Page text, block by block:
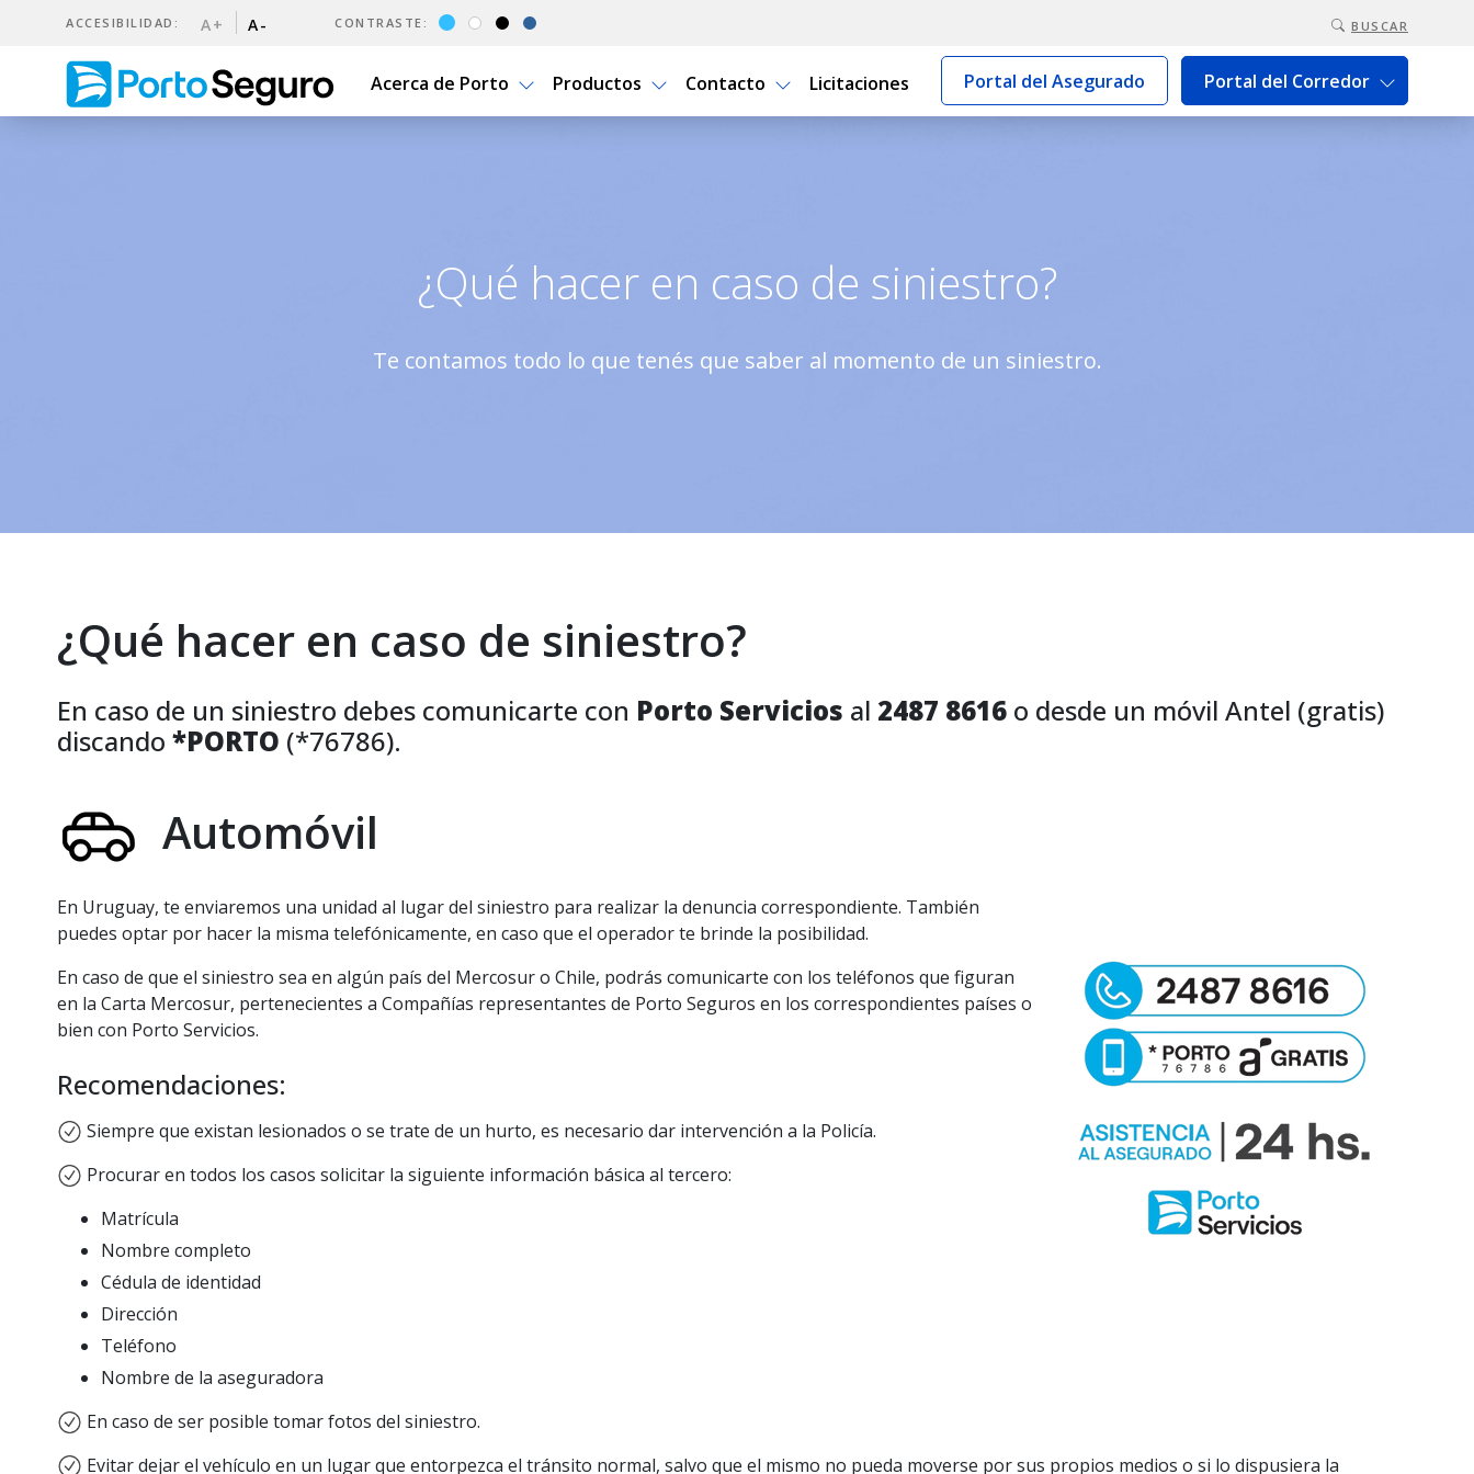
BUSCAR
ACCESIBILIDAD: A+ A- CONTRASTE:
Acerca de Porto Productos Contacto Licitaciones Portal del Asegurado Portal del Corredor
Tramitación de Siniestros | Porto Seguro Uruguay
¿Qué hacer en caso de siniestro?
Te contamos todo lo que tenés que saber al momento de un siniestro.
¿Qué hacer en caso de siniestro?
En caso de un siniestro debes comunicarte con Porto Servicios al 2487 8616 o desde un móvil Antel (gratis)
discando *PORTO (*76786).
Automóvil
En Uruguay, te enviaremos una unidad al lugar del siniestro para realizar la denuncia correspondiente. También
puedes optar por hacer la misma telefónicamente, en caso que el operador te brinde la posibilidad.
En caso de que el siniestro sea en algún país del Mercosur o Chile, podrás comunicarte con los teléfonos que figuran
en la Carta Mercosur, pertenecientes a Compañías representantes de Porto Seguros en los correspondientes países o
bien con Porto Servicios.
Recomendaciones:
Siempre que existan lesionados o se trate de un hurto, es necesario dar intervención a la Policía.
Procurar en todos los casos solicitar la siguiente información básica al tercero:
Matrícula
Nombre completo
Cédula de identidad
Dirección
Teléfono
Nombre de la aseguradora
En caso de ser posible tomar fotos del siniestro.
Evitar dejar el vehículo en un lugar que entorpezca el tránsito normal, salvo que el mismo no pueda moverse por sus propios medios o si lo dispusiera la